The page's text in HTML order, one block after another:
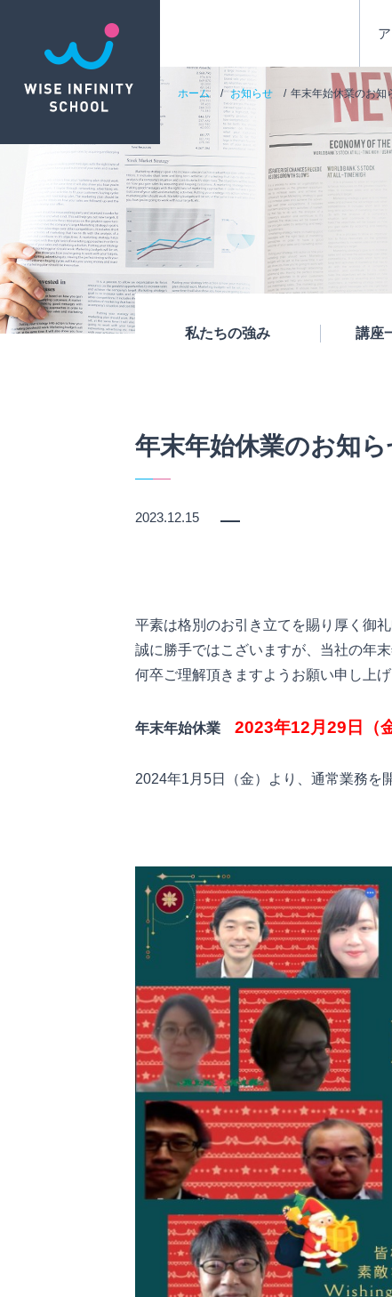
私たちの強み 講座
ホーム お知らせ 年末年始休業のお知
年末年始休業のお知ら
2023.12.15
平素は格別のお引き立てを賜り厚く御
誠に勝手ではこざいますが、当社の年
何卒ご理解頂きますようお願い申し上げ
年末年始休業 2023年12月29日（
2024年1月5日（金）より、通常業務を